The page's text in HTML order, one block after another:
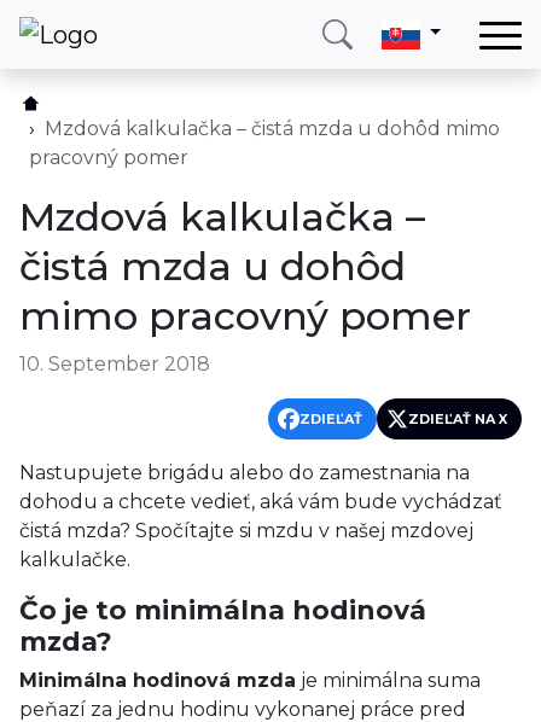
Služby
Krajina
O nás
Blog
Kontakt
Mzdová kalkulačka – čistá mzda u dohôd mimo
pracovný pomer
Mzdová kalkulačka –
čistá mzda u dohôd
mimo pracovný pomer
10. September 2018
ZDIEĽAŤ ZDIEĽAŤ NA X
Nastupujete brigádu alebo do zamestnania na
dohodu a chcete vedieť, aká vám bude vychádzať
čistá mzda? Spočítajte si mzdu v našej mzdovej
kalkulačke.
Čo je to minimálna hodinová
mzda?
Minimálna hodinová mzda je minimálna suma
peňazí za jednu hodinu vykonanej práce pred